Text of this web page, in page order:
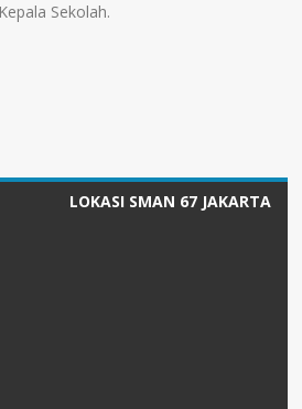
Sekolah.
LOKASI SMAN 67 JAKARTA